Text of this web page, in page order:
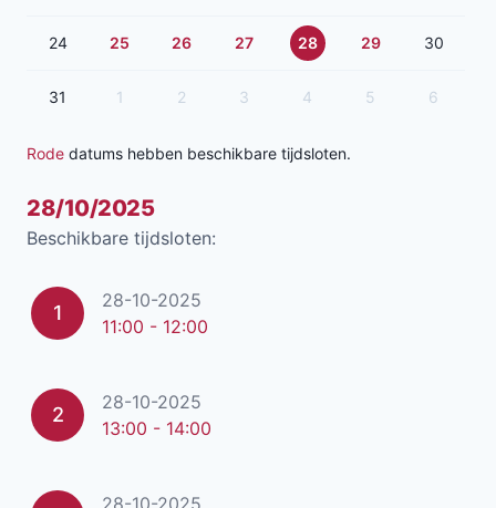
24 25 26 27 28 29 30
31 1 2 3 4 5 6
Rode datums hebben beschikbare tijdsloten.
28/10/2025
Beschikbare tijdsloten:
1
28-10-2025
11:00 - 12:00
2
28-10-2025
13:00 - 14:00
28-10-2025